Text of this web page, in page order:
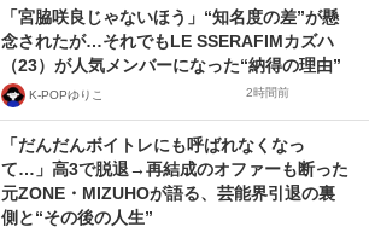
「宮脇咲良じゃないほう」“知名度の差”が懸
念されたが…それでもLE SSERAFIMカズハ
（23）が人気メンバーになった“納得の理由”
K-POPゆりこ 2時間前
「だんだんボイトレにも呼ばれなくなっ
て…」高3で脱退→再結成のオファーも断った
元ZONE・MIZUHOが語る、芸能界引退の裏
側と“その後の人生”